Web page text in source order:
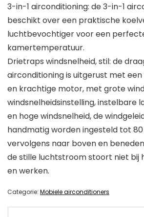
3-in-1 airconditioning: de 3-in-1
beschikt over een praktische
luchtbevochtiger voor een
kamertemperatuur.
Drietraps windsnelheid, stil: de
airconditioning is uitgerust met
en krachtige motor, met grote
windsnelheidsinstelling, instelbare
en hoge windsnelheid, de
handmatig worden ingesteld tot
vervolgens naar boven en
de stille luchtstroom stoort niet bij
en werken.
Categorie: Mobiele airconditioners